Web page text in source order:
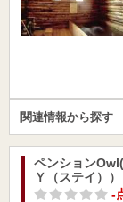
関連情報から探す
ペンション
Ｙ（ステイ））
-